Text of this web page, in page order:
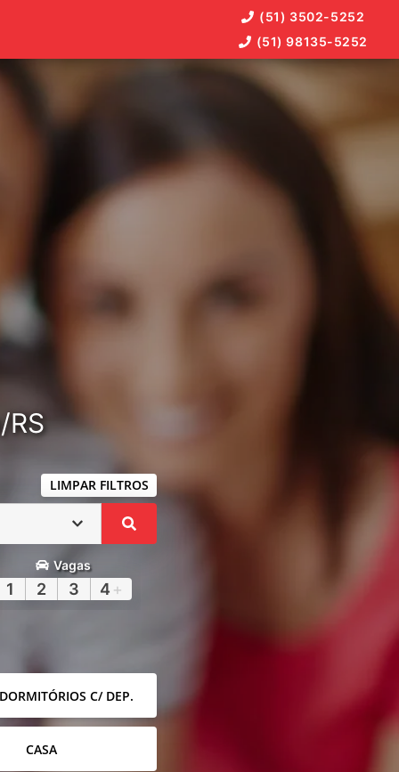
(51) 3502-5252
(51) 98135-5252
LIMPAR FILTROS
Vagas
1 2 3 4 +
C/ DEP.
CASA